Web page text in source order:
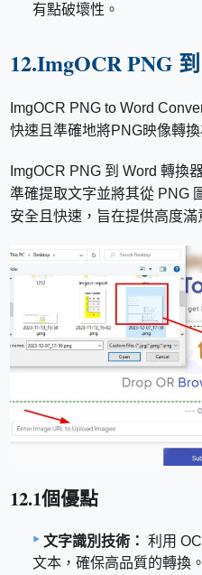
有點破壞性。
12.ImgOCR PNG
ImgOCR PNG to Word
快速且準確地將PNG映像轉換
ImgOCR PNG 到 Word 轉換
準確提取文字並將其從 PNG
安全且快速，旨在提供高度滿
12.1個優點
文字識別技術： 利用
文本，確保高品質的轉換。